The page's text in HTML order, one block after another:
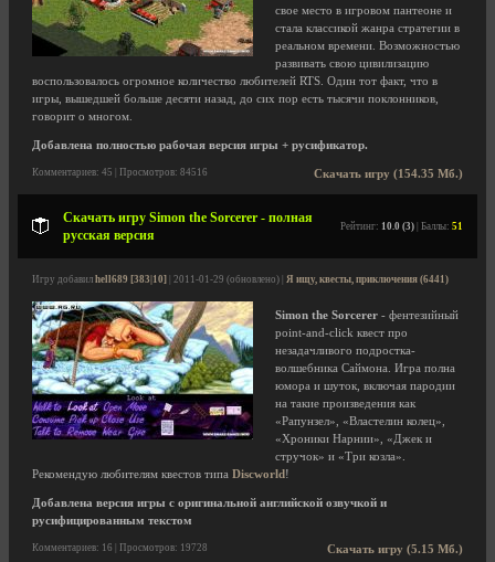
свое место в игровом пантеоне и
стала классикой жанра стратегии в
реальном времени. Возможностью
развивать свою цивилизацию
воспользовалось огромное количество любителей RTS. Один тот факт, что в
игры, вышедшей больше десяти назад, до сих пор есть тысячи поклонников,
говорит о многом.
Добавлена полностью рабочая версия игры + русификатор.
Скачать игру (154.35 Мб.)
Комментариев: 45 | Просмотров: 84516
Скачать игру Simon the Sorcerer - полная
русская версия
Рейтинг: 10.0 (3) | Баллы: 51
Игру добавил hell689 [383|10] | 2011-01-29 (обновлено) | Я ищу, квесты, приключения (6441)
Simon the Sorcerer - фентезийный
point-and-click квест про
незадачливого подростка-
волшебника Саймона. Игра полна
юмора и шуток, включая пародии
на такие произведения как
«Рапунзел», «Властелин колец»,
«Хроники Нарнии», «Джек и
стручок» и «Три козла».
Рекомендую любителям квестов типа Discworld !
Добавлена версия игры с оригинальной английской озвучкой и
русифицированным текстом
Скачать игру (5.15 Мб.)
Комментариев: 16 | Просмотров: 19728